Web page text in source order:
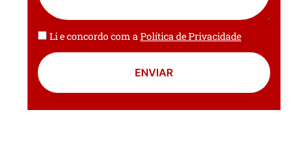
Li e concordo com a Política de Privacidade
ENVIAR